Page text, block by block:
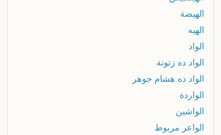
الهيضة
الهيه
الواد
الواد ده زتونة
الواد ده هشام جوهر
الواردة
الواشين
الواعر مربوط